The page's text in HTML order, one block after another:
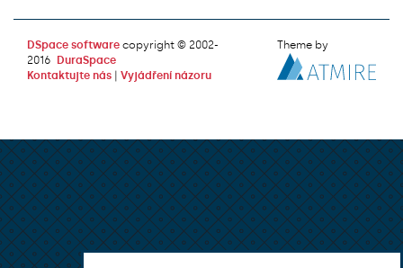
DSpace software copyright © 2002-
2016
DuraSpace
Kontaktujte nás
Vyjádření názoru
Theme by